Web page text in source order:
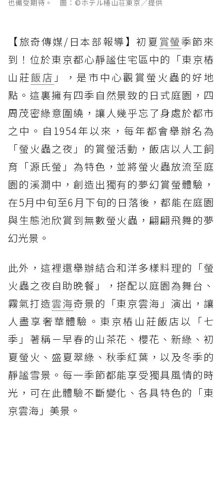
也備受期待。 圖：©ホテル椿山荘東京／提供
【旅奇傳媒/日本部報導】初夏 賞螢季節來
到！位於東京都心靜謐住宅區中的「東京樁
山莊飯店 」，是市中心觀賞螢火蟲的好地
點。這裏擁有四季自然景致的日式庭園，四
周茂密綠意圍繞，讓人幾乎忘了身處於都市
之中。自1954年以來，每年都會舉辦名為
「螢火蟲之夜」的賞螢活動，飯店以人工飼
育「源氏螢」為特色，並將螢火蟲放流至庭
園的溪澗中，創造出獨有的夢幻賞螢體驗，
在5月中旬至6月下旬的日落後，都能在庭園
與生態池欣賞到無數螢火蟲，翩翩飛舞的夢
幻光景。
此外，這裡還舉辦結合和洋多樣料理的「螢
火蟲之夜自助晚餐」，搭配以庭園為舞台、
霧氣打造雲海奇景的「東京雲海」演出，讓
人盡享奢華體驗。東京樁山莊飯店以「七
季」著稱－早春的山茶花、櫻花、新綠、初
夏螢火、盛夏翠綠、秋季紅葉，以及冬季的
靜謐雪景。每一季節都能享受獨具風情的時
光，可在此體驗不斷變化、各具特色的「東
京雲海」美景。